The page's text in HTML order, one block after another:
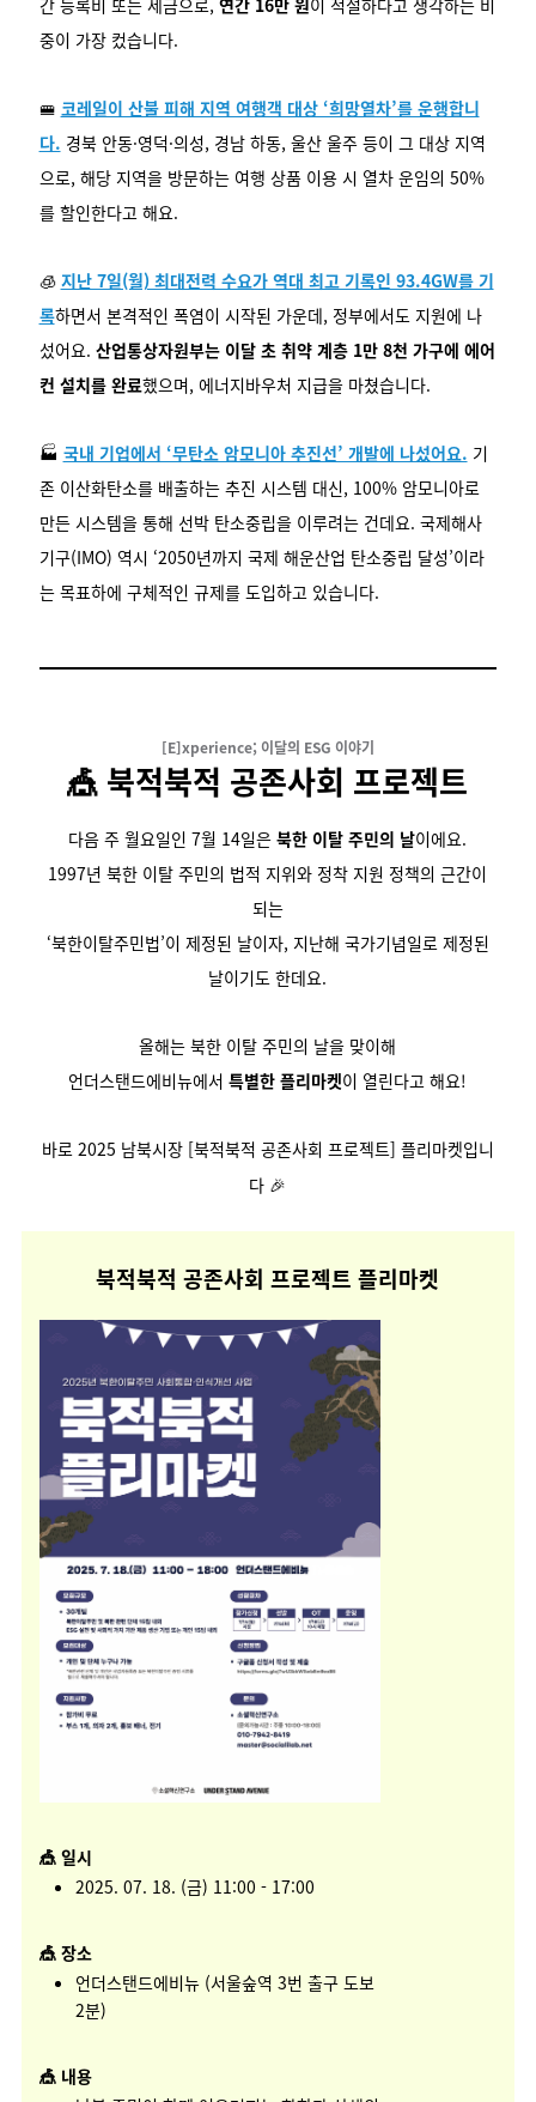
중이 가장 컸습니다.
🚝 코레일이 산불 피해 지역 여행객 대상 ‘희망열차’를 운행합니
다. 경북 안동·영덕·의성, 경남 하동, 울산 울주 등이 그 대상 지역
으로, 해당 지역을 방문하는 여행 상품 이용 시 열차 운임의 50%
를 할인한다고 해요.
🧊 지난 7일(월) 최대전력 수요가 역대 최고 기록인 93.4GW를 기
록하면서 본격적인 폭염이 시작된 가운데, 정부에서도 지원에 나
섰어요. 산업통상자원부는 이달 초 취약 계층 1만 8천 가구에 에어
컨 설치를 완료했으며, 에너지바우처 지급을 마쳤습니다.
🏭 국내 기업에서 ‘무탄소 암모니아 추진선’ 개발에 나섰어요. 기
존 이산화탄소를 배출하는 추진 시스템 대신, 100% 암모니아로
만든 시스템을 통해 선박 탄소중립을 이루려는 건데요. 국제해사
기구(IMO) 역시 ‘2050년까지 국제 해운산업 탄소중립 달성’이라
는 목표하에 구체적인 규제를 도입하고 있습니다.
[E]xperience; 이달의 ESG 이야기
🎪 북적북적 공존사회 프로젝트
다음 주 월요일인 7월 14일은북한 이탈 주민의 날이에요.
1997년 북한 이탈 주민의 법적 지위와 정착 지원 정책의 근간이
되는
‘북한이탈주민법’이 제정된 날이자, 지난해 국가기념일로 제정된
날이기도 한데요.
올해는 북한 이탈 주민의 날을 맞이해
언더스탠드에비뉴에서특별한 플리마켓이 열린다고 해요!
바로 2025 남북시장 [북적북적 공존사회 프로젝트] 플리마켓입니
다 🎉
북적북적 공존사회 프로젝트 플리마켓
🎪 일시
2025. 07. 18. (금) 11:00 - 17:00
🎪 장소
언더스탠드에비뉴 (서울숲역 3번 출구 도보
2분)
🎪 내용